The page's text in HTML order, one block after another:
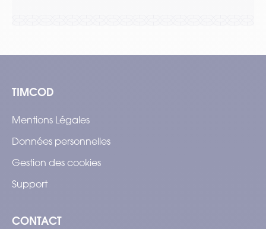
TIMCOD
Mentions Légales
Données personnelles
Gestion des cookies
Support
CONTACT